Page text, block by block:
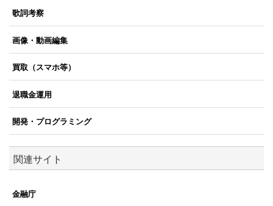
歌詞考察
画像・動画編集
買取（スマホ等）
退職金運用
開発・プログラミング
関連サイト
金融庁